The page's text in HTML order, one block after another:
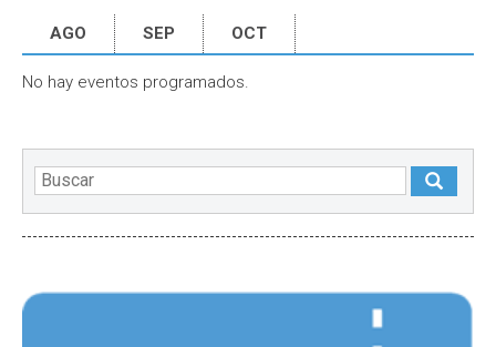
AGO SEP OCT
No hay eventos programados.